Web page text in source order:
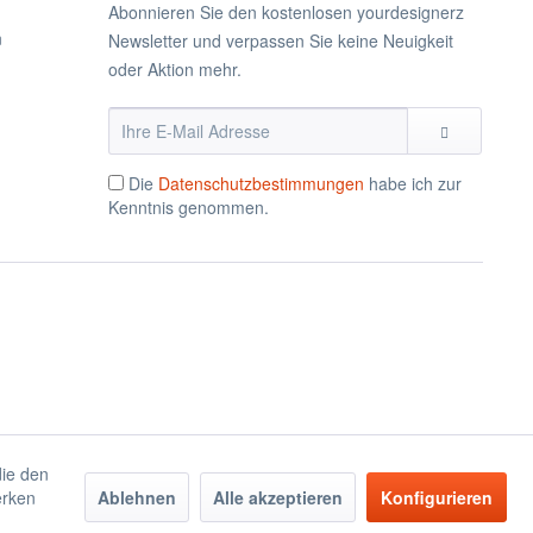
Abonnieren Sie den kostenlosen yourdesignerz
Newsletter und verpassen Sie keine Neuigkeit
oder Aktion mehr.
Die Datenschutzbestimmungen habe ich zur
Kenntnis genommen.
den
Ablehnen Alle akzeptieren Konfigurieren